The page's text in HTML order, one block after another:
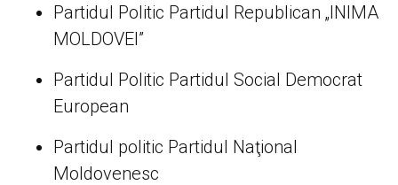
Partidul Politic Partidul Republican „INIMA
MOLDOVEI”
Partidul Politic Partidul Social Democrat
European
Partidul politic Partidul Naţional
Moldovenesc